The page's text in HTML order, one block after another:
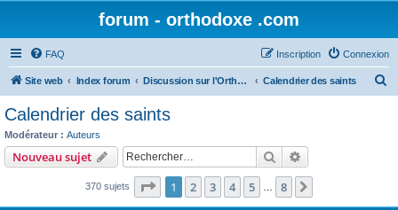
forum - orthodoxe .com
FAQ Connexion
Inscription
Site web Index forum Discussion sur l'Orthodoxie Calendrier des saints
c
Calendrier des saints
Modérateur : Auteurs
Nouveau sujet Rechercher
370 sujets Page 1sur8
1 2 3 4 5 8